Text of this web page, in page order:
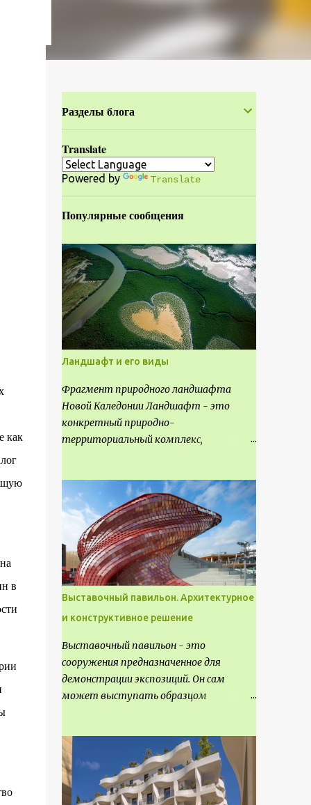
как
в
Разделы блога
Translate
Powered by Translate
Популярные сообщения
Ландшафт и его виды
Фрагмент природного ландшафта
Новой Каледонии Ландшафт - это
конкретный природно-
территориальный комплекс,
карте и географическое название.
Различают несколько видов
ландшафта, которые отличаются
друг от друга не только оформлением,
но и видом деятельность происходящей
на них. Одни используют в качестве
выращивания агрокультур. Другие для
строительства населенных пунктов и
т.д.
Выставочный павильон. Архитектурное
и конструктивное решение
Выставочный павильон - это
сооружения предназначенное для
демонстрации экспозиций. Он сам
может выступать образцом
достижений. Как правило, это
относится к международным и
всемирным выставкам. Выставочные
павильоны классифицируют на: